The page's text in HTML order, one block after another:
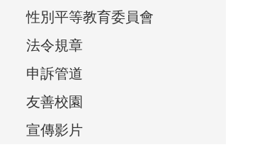
e
e
v
i
e
性別平等教育委員會
法令規章
申訴管道
友善校園
宣傳影片